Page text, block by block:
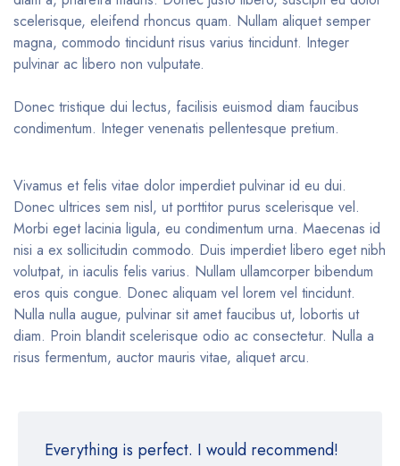
scelerisque, eleifend rhoncus quam. Nullam aliquet semper
magna, commodo tincidunt risus varius tincidunt. Integer
pulvinar ac libero non vulputate.
Donec tristique dui lectus, facilisis euismod diam faucibus
condimentum. Integer venenatis pellentesque pretium.
Vivamus et felis vitae dolor imperdiet pulvinar id eu dui.
Donec ultrices sem nisl, ut porttitor purus scelerisque vel.
Morbi eget lacinia ligula, eu condimentum urna. Maecenas id
nisi a ex sollicitudin commodo. Duis imperdiet libero eget nibh
volutpat, in iaculis felis varius. Nullam ullamcorper bibendum
eros quis congue. Donec aliquam vel lorem vel tincidunt.
Nulla nulla augue, pulvinar sit amet faucibus ut, lobortis ut
diam. Proin blandit scelerisque odio ac consectetur. Nulla a
risus fermentum, auctor mauris vitae, aliquet arcu.
Everything is perfect. I would recommend!